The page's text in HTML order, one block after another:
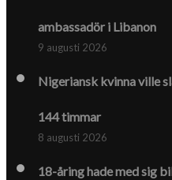
ambassadör i Libanon
9 augusti 2026
Nigeriansk kvinna ville
144 timmar
8 augusti 2026
18-åring hade med sig